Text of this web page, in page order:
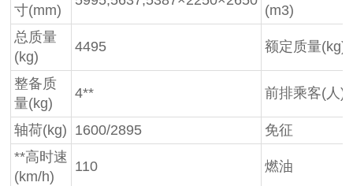
寸(mm)
(m3)
总质量
(kg)
4495 额定质量(kg)
整备质
量(kg)
4** 前排乘客(人)
轴荷(kg) 1600/2895
免征
**高时速
(km/h)
110 燃油